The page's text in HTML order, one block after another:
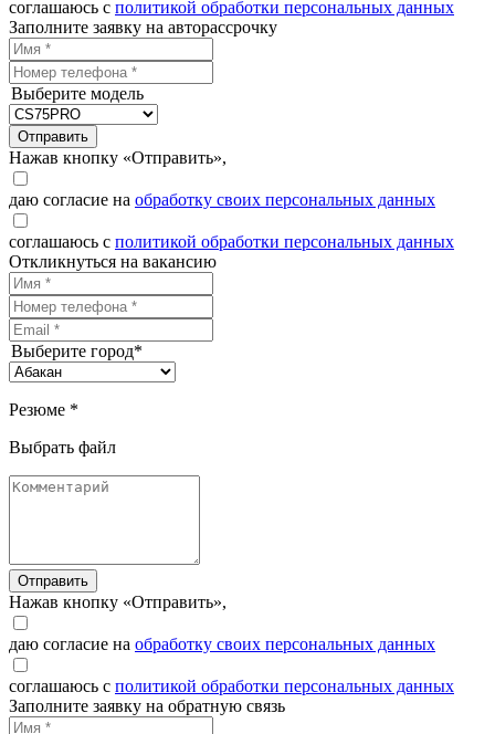
соглашаюсь с политикой обработки персональных данных
Заполните заявку на авторассрочку
Выберите модель
Отправить
Нажав кнопку «Отправить»,
даю согласие на обработку своих персональных данных
соглашаюсь с политикой обработки персональных данных
Откликнуться на вакансию
Выберите город*
Резюме *
Выбрать файл
Отправить
Нажав кнопку «Отправить»,
даю согласие на обработку своих персональных данных
соглашаюсь с политикой обработки персональных данных
Заполните заявку на обратную связь